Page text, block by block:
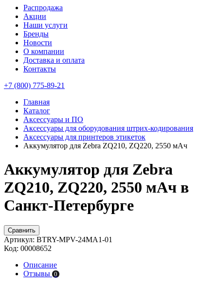
Распродажа
Акции
Наши услуги
Бренды
Новости
О компании
Доставка и оплата
Контакты
+7 (800) 775-89-21
Главная
Каталог
Аксессуары и ПО
Аксессуары для оборудования штрих-кодирования
Аксессуары для принтеров этикеток
Аккумулятор для Zebra ZQ210, ZQ220, 2550 мАч
Аккумулятор для Zebra
ZQ210, ZQ220, 2550 мАч в
Санкт-Петербурге
Сравнить
Артикул: BTRY-MPV-24MA1-01
Код: 00008652
Описание
Отзывы 0